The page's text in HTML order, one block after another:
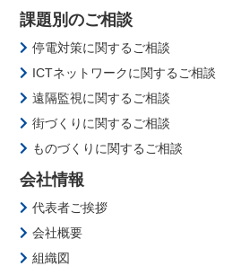
課題別のご相談
停電対策に関するご相談
ICTネットワークに関するご相談
遠隔監視に関するご相談
街づくりに関するご相談
ものづくりに関するご相談
会社情報
代表者ご挨拶
会社概要
組織図